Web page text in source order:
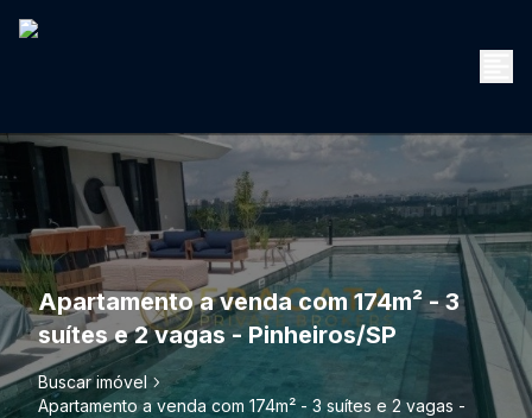
Apartamento a venda com 174m² - 3
suítes e 2 vagas - Pinheiros/SP
Buscar imóvel
Apartamento a venda com 174m² - 3 suítes e 2 vagas -